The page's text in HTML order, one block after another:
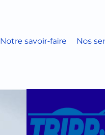
Notre savoir-faire Nos